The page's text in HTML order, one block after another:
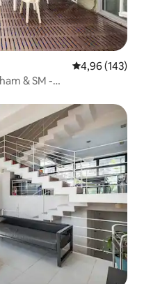
4,96 de uma
4,96 (143)
& SM -